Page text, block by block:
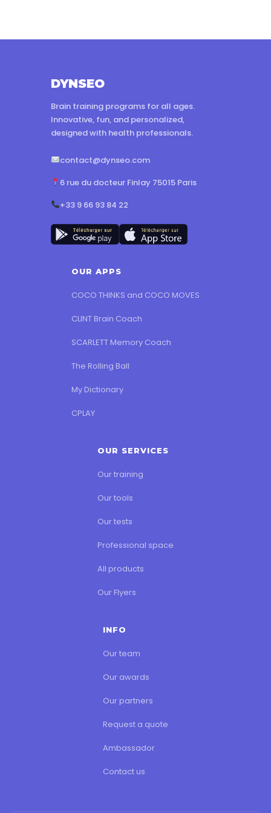
DYNSEO
Brain training programs for all ages.
Innovative, fun, and personalized,
designed with health professionals.
contact@dynseo.com
6 rue du docteur Finlay 75015 Paris
+33 9 66 93 84 22
OUR APPS
COCO THINKS and COCO MOVES
CLINT Brain Coach
SCARLETT Memory Coach
The Rolling Ball
My Dictionary
CPLAY
OUR SERVICES
Our training
Our tools
Our tests
Professional space
All products
Our Flyers
INFO
Our team
Our awards
Our partners
Request a quote
Ambassador
Contact us